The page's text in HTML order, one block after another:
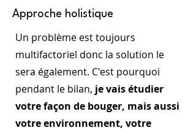
Approche holistique
Un problème est toujours
multifactoriel donc la solution le
sera également. C'est pourquoi
pendant le bilan, je vais étudier
votre façon de bouger, mais aussi
votre environnement, votre